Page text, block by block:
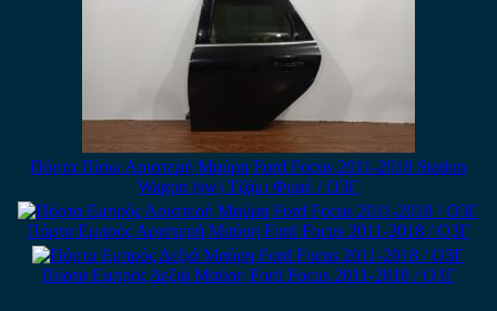
Πόρτα Πίσω Αριστερή Μαύρη Ford Focus 2011-2018 Station
Wagon (sw) Τζάμι Φυμέ / Ο3Γ
Πόρτα Εμπρός Αριστερή Μαύρη Ford Focus 2011-2018 / Ο3Γ
Πόρτα Εμπρός Δεξιά Μαύρη Ford Focus 2011-2018 / Ο3Γ